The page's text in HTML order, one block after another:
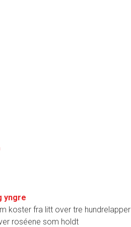
yngre
koster fra litt over tre hundrelapper
roséene som holdt